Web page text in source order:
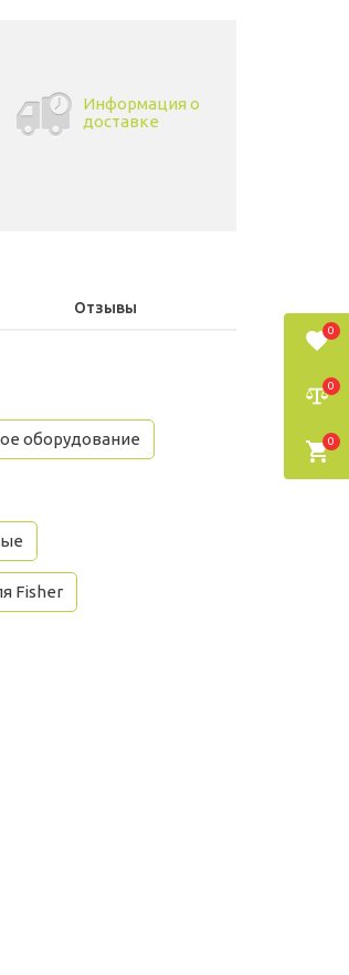
Информация о
доставке
Отзывы
оборудование
Fisher
0
0
0